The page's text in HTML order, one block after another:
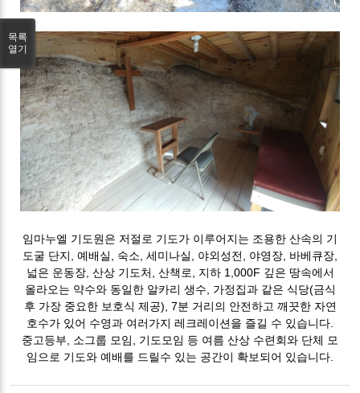
임마누엘 기도원은 저절로 기도가 이루어지는 조용한 산속의 기
도굴 단지, 예배실, 숙소, 세미나실, 야외성전, 야영장, 바베큐장,
넓은 운동장, 산상 기도처, 산책로, 지하 1,000F 깊은 땅속에서
올라오는 약수와 동일한 알카리 생수, 가정집과 같은 식당(금식
후 가장 중요한 보호식 제공), 7분 거리의 안전하고 깨끗한 자연
호수가 있어 수영과 여러가지 레크레이션을 즐길 수 있습니다.
중고등부, 소그룹 모임, 기도모임 등 여름 산상 수련회와 단체 모
임으로 기도와 예배를 드릴수 있는 공간이 확보되어 있습니다.
목록
열기